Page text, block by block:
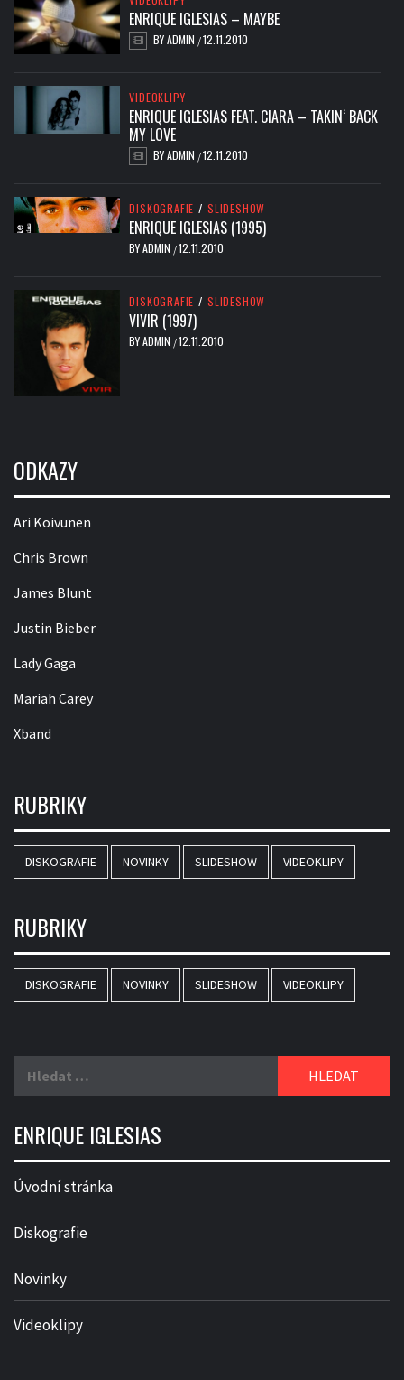
ENRIQUE IGLESIAS – MAYBE
BYADMIN /12.11.2010
VIDEOKLIPY
ENRIQUE IGLESIAS FEAT. CIARA – TAKIN‘ BACK
MY LOVE
BYADMIN /12.11.2010
DISKOGRAFIE / SLIDESHOW
ENRIQUE IGLESIAS (1995)
BYADMIN /12.11.2010
DISKOGRAFIE / SLIDESHOW
VIVIR (1997)
BYADMIN /12.11.2010
ODKAZY
Ari Koivunen
Chris Brown
James Blunt
Justin Bieber
Lady Gaga
Mariah Carey
Xband
RUBRIKY
DISKOGRAFIE NOVINKY SLIDESHOW VIDEOKLIPY
RUBRIKY
DISKOGRAFIE NOVINKY SLIDESHOW VIDEOKLIPY
ENRIQUE IGLESIAS
Úvodní stránka
Diskografie
Novinky
Videoklipy